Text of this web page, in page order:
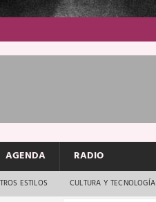
AGENDA RADIO
ESTILOS CULTURA Y TECNOLOGÍA